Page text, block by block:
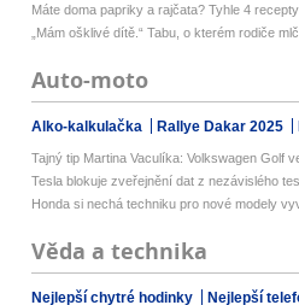
Máte doma papriky a rajčata? Tyhle 4
„Mám ošklivé dítě.“ Tabu, o kterém rodiče
Auto-moto
Alko-kalkulačka Rallye Dakar 2025
Tajný tip Martina Vaculíka: Volkswagen Golf
Tesla blokuje zveřejnění dat z nezávislého
Honda si nechá techniku pro nové modely
Věda a technika
Nejlepší chytré hodinky Nejlepší